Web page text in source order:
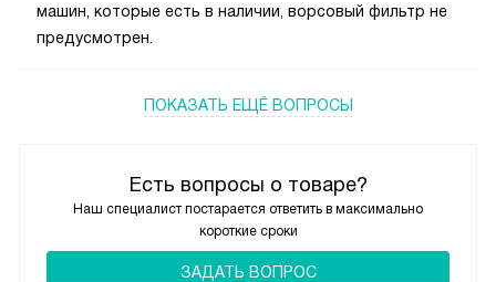
Есть вопросы о товаре?
Наш специалист постарается ответить в максимально
короткие сроки
ЗАДАТЬ ВОПРОС
машин, которые есть в наличии, ворсовый фильтр не
предусмотрен.
ПОКАЗАТЬ ЕЩЁ ВОПРОСЫ